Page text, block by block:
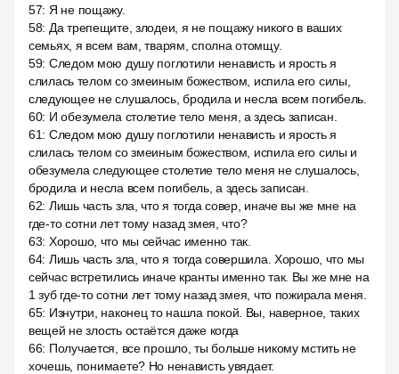
57: Я не пощажу.
58: Да трепещите, злодеи, я не пощажу никого в ваших
семьях, я всем вам, тварям, сполна отомщу.
59: Следом мою душу поглотили ненависть и ярость я
слилась телом со змеиным божеством, испила его силы,
следующее не слушалось, бродила и несла всем погибель.
60: И обезумела столетие тело меня, а здесь записан.
61: Следом мою душу поглотили ненависть и ярость я
слилась телом со змеиным божеством, испила его силы и
обезумела следующее столетие тело меня не слушалось,
бродила и несла всем погибель, а здесь записан.
62: Лишь часть зла, что я тогда совер, иначе вы же мне на
где-то сотни лет тому назад змея, что?
63: Хорошо, что мы сейчас именно так.
64: Лишь часть зла, что я тогда совершила. Хорошо, что мы
сейчас встретились иначе кранты именно так. Вы же мне на
1 зуб где-то сотни лет тому назад змея, что пожирала меня.
65: Изнутри, наконец то нашла покой. Вы, наверное, таких
вещей не злость остаётся даже когда
66: Получается, все прошло, ты больше никому мстить не
хочешь, понимаете? Но ненависть увядает.